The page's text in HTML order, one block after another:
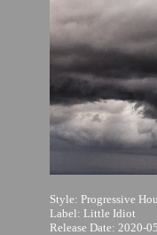
Style: Progressive
Label: Little Idiot
Release Date: 2020-